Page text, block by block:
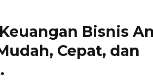
Bisnis
Cepat, dan